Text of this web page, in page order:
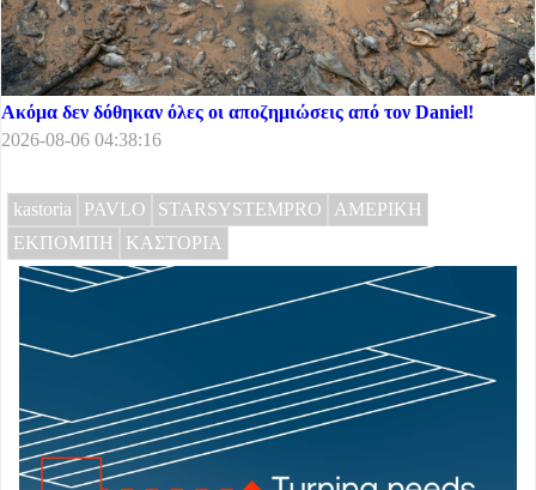
Ακόμα δεν δόθηκαν όλες οι αποζημιώσεις από τον Daniel!
2026-08-06 04:38:16
kastoria PAVLO STARSYSTEMPRO
ΑΜΕΡΙΚΗ
ΕΚΠΟΜΠΗ
ΚΑΣΤΟΡΙΑ